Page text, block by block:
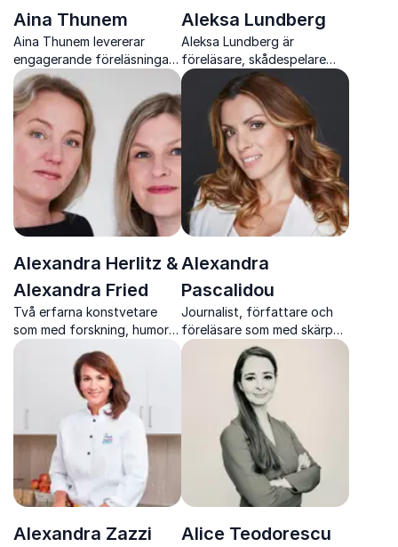
Aina Thunem
Aina Thunem levererar
engagerande föreläsningar
om kommunikation och
arbetskultur med praktiska
verktyg som skapar verklig
förändring.
Aleksa Lundberg
Aleksa Lundberg är
föreläsare, skådespelare
och författare som berör
med personliga perspektiv
på könsnormer, identitet
och inkludering
Alexandra Herlitz &
Alexandra Fried
Två erfarna konstvetare
som med forskning, humor
och berättarglädje gör
konsthistoria levande för en
bred publik.
Alexandra
Pascalidou
Journalist, författare och
föreläsare som med skärpa,
värme och erfarenhet
engagerar publiken i
samhällsfrågor som berör.
Alexandra Zazzi
Alice Teodorescu